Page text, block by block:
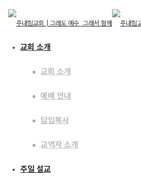
교회 소개
교회 소개
교역자 소개
주일 설교
교회 소개
교회 소개
예배 안내
담임목사
교역자 소개
주일 설교
주일 설교
[17.02.12]